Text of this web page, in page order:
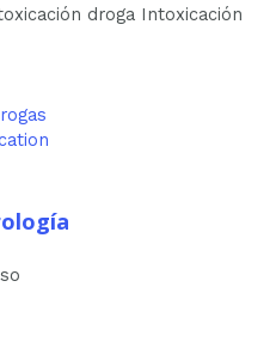
droga Intoxicación